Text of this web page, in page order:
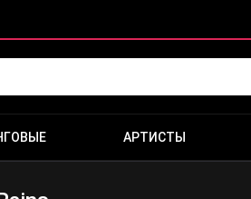
АРТИСТЫ